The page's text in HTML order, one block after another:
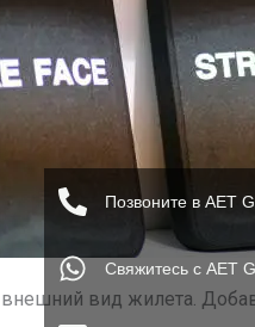
вид жилета.
Позвоните в AET
Свяжитесь с AET